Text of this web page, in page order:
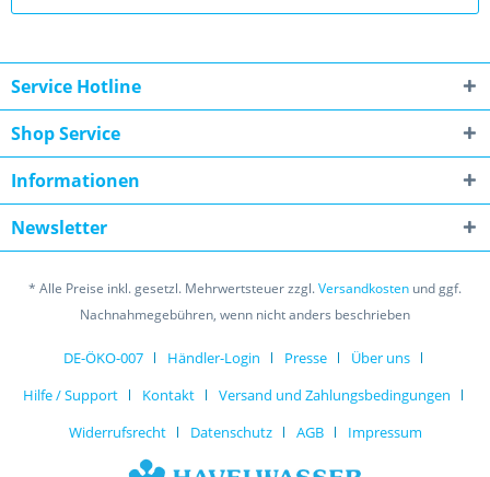
Service Hotline
Shop Service
Informationen
Newsletter
* Alle Preise inkl. gesetzl. Mehrwertsteuer zzgl.Versandkosten und ggf.
Nachnahmegebühren, wenn nicht anders beschrieben
DE-ÖKO-007 Händler-Login Presse
Über uns
Hilfe / Support
Kontakt
Versand und Zahlungsbedingungen
Widerrufsrecht
Datenschutz AGB Impressum